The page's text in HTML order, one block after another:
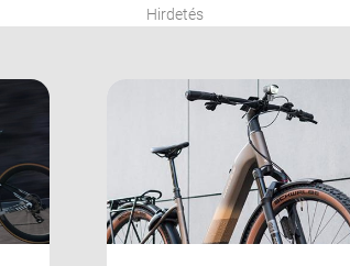
Hirdetés